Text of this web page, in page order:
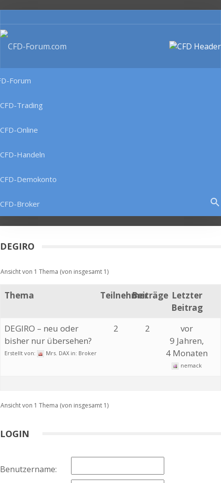
Forum
CFD-Trading
CFD-Online
CFD-Handeln
CFD-Demokonto
CFD-Broker search
DEGIRO
Ansicht von 1 Thema (von insgesamt 1)
Thema TeilnehmerBeiträge Letzter
Beitrag
DEGIRO – neu oder
bisher nur übersehen?
Erstellt von: Mrs. DAX in: Broker
2 2
vor
9 Jahren,
4 Monaten
nemack
Ansicht von 1 Thema (von insgesamt 1)
LOGIN
Benutzername: